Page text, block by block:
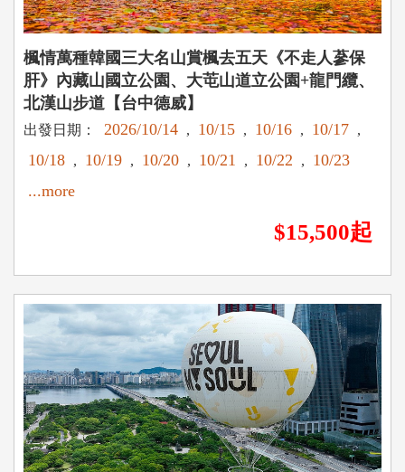
楓情萬種韓國三大名山賞楓去五天《不走人蔘保
肝》內藏山國立公園、大芚山道立公園+龍門纜、
北漢山步道【台中德威】
出發日期： 2026/10/14 , 10/15 , 10/16 , 10/17 ,
10/18 , 10/19 , 10/20 , 10/21 , 10/22 ,
10/23
...more
$15,500起